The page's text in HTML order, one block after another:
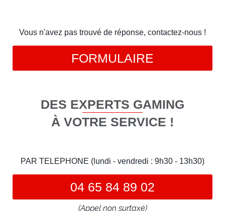
Vous n'avez pas trouvé de réponse, contactez-nous !
FORMULAIRE
DES EXPERTS GAMING
À VOTRE SERVICE !
PAR TELEPHONE (lundi - vendredi : 9h30 - 13h30)
04 65 84 89 02
(Appel non surtaxé)